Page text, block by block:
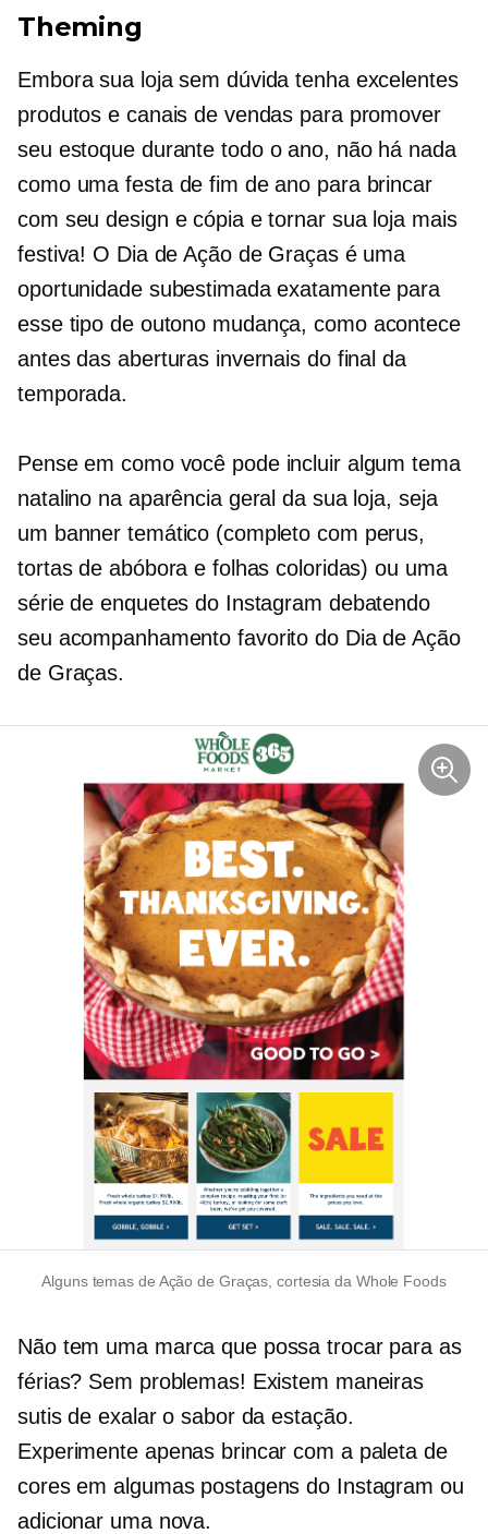
Theming
Embora sua loja sem dúvida tenha excelentes
produtos e canais de vendas para promover
seu estoque durante todo o ano, não há nada
como uma festa de fim de ano para brincar
com seu design e cópia e tornar sua loja mais
festiva! O Dia de Ação de Graças é uma
oportunidade subestimada exatamente para
esse tipo de outono mudança, como acontece
antes das aberturas invernais do final da
temporada.
Pense em como você pode incluir algum tema
natalino na aparência geral da sua loja, seja
um banner temático (completo com perus,
tortas de abóbora e folhas coloridas) ou uma
série de enquetes do Instagram debatendo
seu acompanhamento favorito do Dia de Ação
de Graças.
Alguns temas de Ação de Graças, cortesia da Whole Foods
Não tem uma marca que possa trocar para as
férias? Sem problemas! Existem maneiras
sutis de exalar o sabor da estação.
Experimente apenas brincar com a paleta de
cores em algumas postagens do Instagram ou
adicionar uma nova.